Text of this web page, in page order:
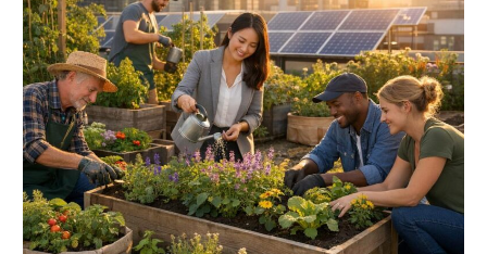
unsere
Zukunft
prägen